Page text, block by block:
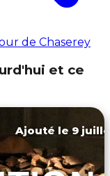
de Chaserey
et ce
Ajouté le 9